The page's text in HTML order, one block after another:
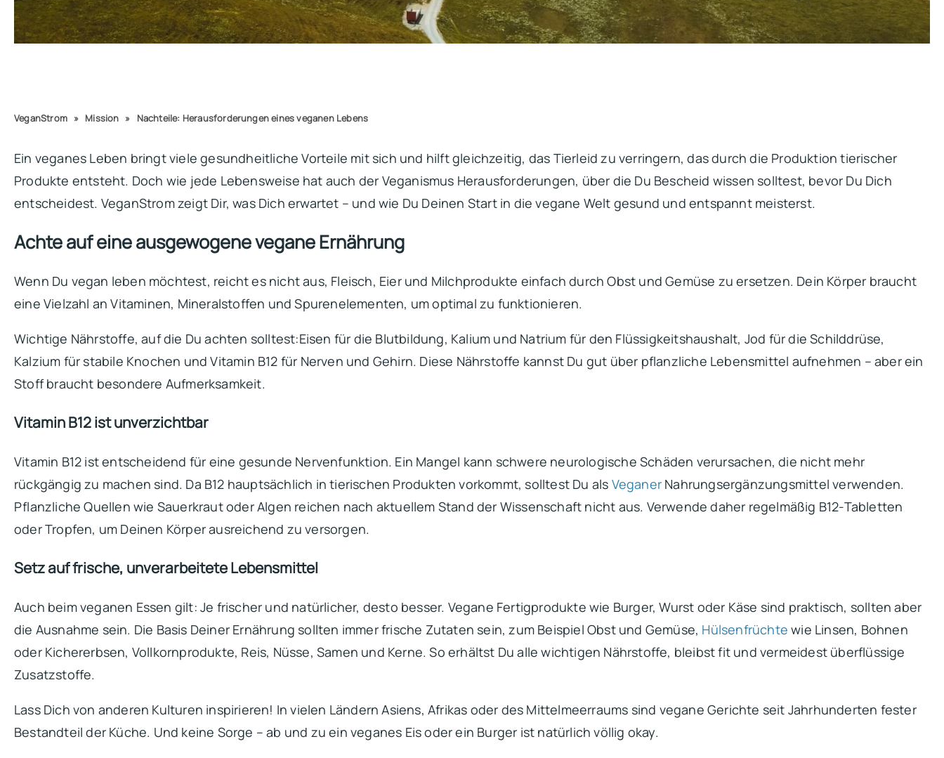
VeganStrom » Mission » Nachteile: Herausforderungen eines veganen Lebens
Ein veganes Leben bringt viele gesundheitliche Vorteile mit sich und hilft gleichzeitig, das Tierleid zu verringern, das durch die Produktion tierischer
Produkte entsteht. Doch wie jede Lebensweise hat auch der Veganismus Herausforderungen, über die Du Bescheid wissen solltest, bevor Du Dich
entscheidest. VeganStrom zeigt Dir, was Dich erwartet – und wie Du Deinen Start in die vegane Welt gesund und entspannt meisterst.
Achte auf eine ausgewogene vegane Ernährung
Wenn Du vegan leben möchtest, reicht es nicht aus, Fleisch, Eier und Milchprodukte einfach durch Obst und Gemüse zu ersetzen. Dein Körper braucht
eine Vielzahl an Vitaminen, Mineralstoffen und Spurenelementen, um optimal zu funktionieren.
Wichtige Nährstoffe, auf die Du achten solltest:Eisen für die Blutbildung, Kalium und Natrium für den Flüssigkeitshaushalt, Jod für die Schilddrüse,
Kalzium für stabile Knochen und Vitamin B12 für Nerven und Gehirn. Diese Nährstoffe kannst Du gut über pflanzliche Lebensmittel aufnehmen – aber ein
Stoff braucht besondere Aufmerksamkeit.
Vitamin B12 ist unverzichtbar
Vitamin B12 ist entscheidend für eine gesunde Nervenfunktion. Ein Mangel kann schwere neurologische Schäden verursachen, die nicht mehr
rückgängig zu machen sind. Da B12 hauptsächlich in tierischen Produkten vorkommt, solltest Du als Veganer Nahrungsergänzungsmittel verwenden.
Pflanzliche Quellen wie Sauerkraut oder Algen reichen nach aktuellem Stand der Wissenschaft nicht aus. Verwende daher regelmäßig B12-Tabletten
oder Tropfen, um Deinen Körper ausreichend zu versorgen.
Setz auf frische, unverarbeitete Lebensmittel
Auch beim veganen Essen gilt: Je frischer und natürlicher, desto besser. Vegane Fertigprodukte wie Burger, Wurst oder Käse sind praktisch, sollten aber
die Ausnahme sein. Die Basis Deiner Ernährung sollten immer frische Zutaten sein, zum Beispiel Obst und Gemüse, Hülsenfrüchte wie Linsen, Bohnen
oder Kichererbsen, Vollkornprodukte, Reis, Nüsse, Samen und Kerne. So erhältst Du alle wichtigen Nährstoffe, bleibst fit und vermeidest überflüssige
Zusatzstoffe.
Lass Dich von anderen Kulturen inspirieren! In vielen Ländern Asiens, Afrikas oder des Mittelmeerraums sind vegane Gerichte seit Jahrhunderten fester
Bestandteil der Küche. Und keine Sorge – ab und zu ein veganes Eis oder ein Burger ist natürlich völlig okay.